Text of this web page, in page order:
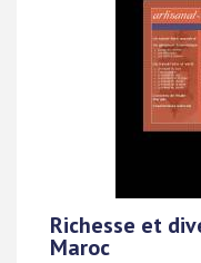
Richesse et
Maroc